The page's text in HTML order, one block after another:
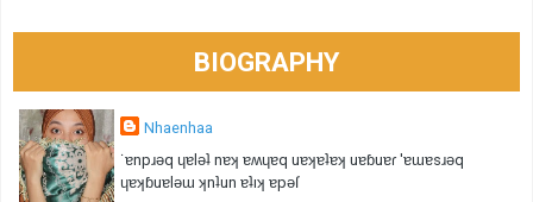
BIOGRAPHY
Nhaenhaa
˙ɐnpɹǝq ɥɐlǝʇ nɐʞ ɐʍɥɐq uɐʞɐʇɐʞ uɐɓuɐɾ 'ɐɯɐsɹǝq
ɥɐʞɓuɐlǝɯ ʞnʇun ɐʇıʞ ɐpǝſ